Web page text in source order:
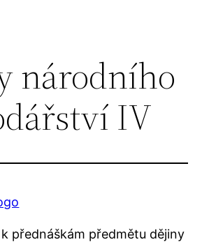
národního
IV
přednáškám předmětu dějiny